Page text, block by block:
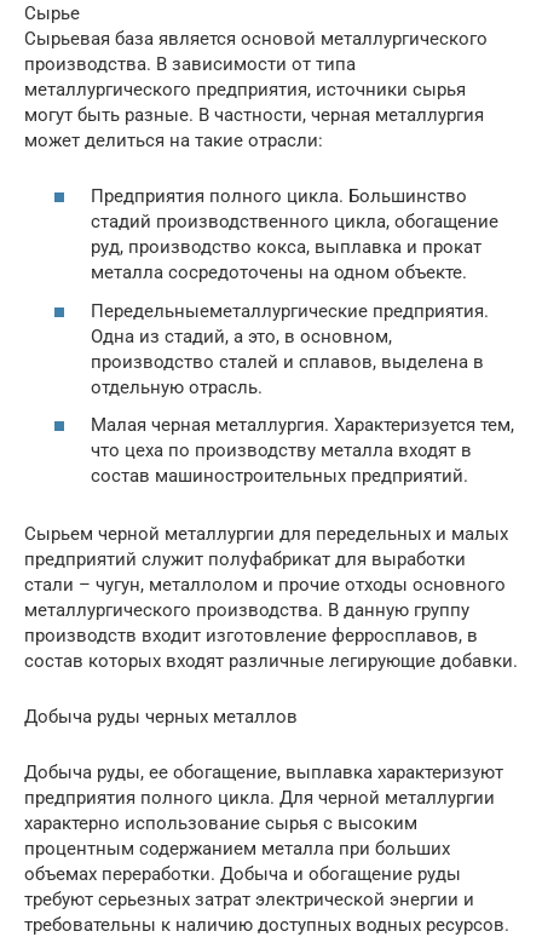
Сырье
Сырьевая база является основой металлургического
производства. В зависимости от типа
металлургического предприятия, источники сырья
могут быть разные. В частности, черная металлургия
может делиться на такие отрасли:
Предприятия полного цикла. Большинство
стадий производственного цикла, обогащение
руд, производство кокса, выплавка и прокат
металла сосредоточены на одном объекте.
Передельныеметаллургические предприятия.
Одна из стадий, а это, в основном,
производство сталей и сплавов, выделена в
отдельную отрасль.
Малая черная металлургия. Характеризуется тем,
что цеха по производству металла входят в
состав машиностроительных предприятий.
Сырьем черной металлургии для передельных и малых
предприятий служит полуфабрикат для выработки
стали – чугун, металлолом и прочие отходы основного
металлургического производства. В данную группу
производств входит изготовление ферросплавов, в
состав которых входят различные легирующие добавки.
Добыча руды черных металлов
Добыча руды, ее обогащение, выплавка характеризуют
предприятия полного цикла. Для черной металлургии
характерно использование сырья с высоким
процентным содержанием металла при больших
объемах переработки. Добыча и обогащение руды
требуют серьезных затрат электрической энергии и
требовательны к наличию доступных водных ресурсов.